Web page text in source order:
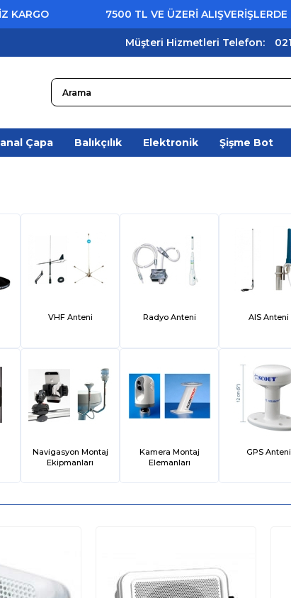
7500 TL VE ÜZERİ ALIŞVERİŞLERDE
Müşteri Hizmetleri Telefon:
Çapa Balıkçılık Elektronik Şişme Bot
VHF Anteni Radyo Anteni AIS Anteni
Navigasyon Montaj
Ekipmanları
Kamera Montaj
Elemanları
GPS Anteni